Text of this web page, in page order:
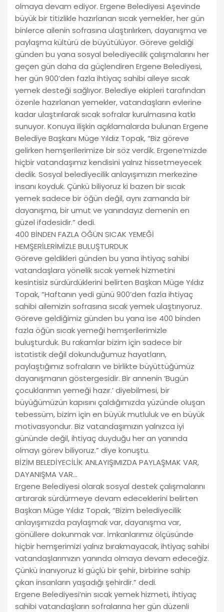
olmaya devam ediyor. Ergene Belediyesi Aşevinde
büyük bir titizlikle hazırlanan sıcak yemekler, her gün
binlerce ailenin sofrasına ulaştırılırken, dayanışma ve
paylaşma kültürü de büyütülüyor. Göreve geldiği
günden bu yana sosyal belediyecilik çalışmalarını her
geçen gün daha da güçlendiren Ergene Belediyesi,
her gün 900’den fazla ihtiyaç sahibi aileye sıcak
yemek desteği sağlıyor. Belediye ekipleri tarafından
özenle hazırlanan yemekler, vatandaşların evlerine
kadar ulaştırılarak sıcak sofralar kurulmasına katkı
sunuyor. Konuya ilişkin açıklamalarda bulunan Ergene
Belediye Başkanı Müge Yıldız Topak, “Biz göreve
gelirken hemşerilerimize bir söz verdik. Ergene’mizde
hiçbir vatandaşımız kendisini yalnız hissetmeyecek
dedik. Sosyal belediyecilik anlayışımızın merkezine
insanı koyduk. Çünkü biliyoruz ki bazen bir sıcak
yemek sadece bir öğün değil, aynı zamanda bir
dayanışma, bir umut ve yanındayız demenin en
güzel ifadesidir.” dedi.
400 BİNDEN FAZLA ÖĞÜN SICAK YEMEĞİ
HEMŞERİLERİMİZLE BULUŞTURDUK
Göreve geldikleri günden bu yana ihtiyaç sahibi
vatandaşlara yönelik sıcak yemek hizmetini
kesintisiz sürdürdüklerini belirten Başkan Müge Yıldız
Topak, “Haftanın yedi günü 900’den fazla ihtiyaç
sahibi ailemizin sofrasına sıcak yemek ulaştırıyoruz.
Göreve geldiğimiz günden bu yana ise 400 binden
fazla öğün sıcak yemeği hemşerilerimizle
buluşturduk. Bu rakamlar bizim için sadece bir
istatistik değil dokunduğumuz hayatların,
paylaştığımız sofraların ve birlikte büyüttüğümüz
dayanışmanın göstergesidir. Bir annenin ‘Bugün
çocuklarımın yemeği hazır.’ diyebilmesi, bir
büyüğümüzün kapısını çaldığımızda yüzünde oluşan
tebessüm, bizim için en büyük mutluluk ve en büyük
motivasyondur. Biz vatandaşımızın yalnızca iyi
gününde değil, ihtiyaç duyduğu her an yanında
olmayı görev biliyoruz.” diye konuştu.
BİZİM BELEDİYECİLİK ANLAYIŞIMIZDA PAYLAŞMAK VAR,
DAYANIŞMA VAR…
Ergene Belediyesi olarak sosyal destek çalışmalarını
artırarak sürdürmeye devam edeceklerini belirten
Başkan Müge Yıldız Topak, “Bizim belediyecilik
anlayışımızda paylaşmak var, dayanışma var,
gönüllere dokunmak var. İmkanlarımız ölçüsünde
hiçbir hemşerimizi yalnız bırakmayacak, ihtiyaç sahibi
vatandaşlarımızın yanında olmaya devam edeceğiz.
Çünkü inanıyoruz ki güçlü bir şehir, birbirine sahip
çıkan insanların yaşadığı şehirdir.” dedi.
Ergene Belediyesi’nin sıcak yemek hizmeti, ihtiyaç
sahibi vatandaşların sofralarına her gün düzenli